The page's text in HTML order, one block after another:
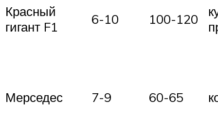
Красный
гигант F1
6-10 100-120
Мерседес 7-9 60-65